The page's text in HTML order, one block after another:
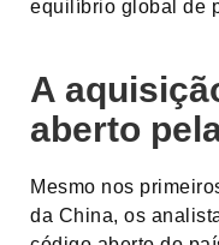
equilíbrio global de
A
aberto
Mesmo nos
da China, os